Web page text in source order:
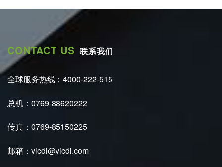
CONTACT US 联系我们
全球服务热线：4000-222-515
总机：0769-88620222
传真：0769-85150225
邮箱：vicdi@vicdi.com